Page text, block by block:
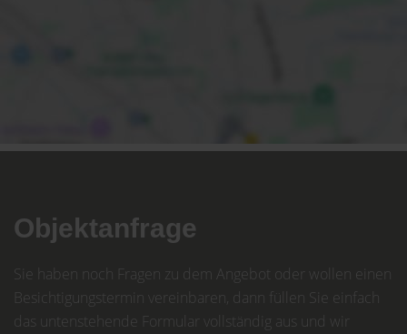
Objektanfrage
Sie haben noch Fragen zu dem Angebot oder wollen einen
Besichtigungstermin vereinbaren, dann füllen Sie einfach
das untenstehende Formular vollständig aus und wir